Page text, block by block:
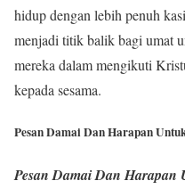
hidup dengan lebih penuh
menjadi titik balik bagi umat
mereka dalam mengikuti
kepada sesama.
Pesan Damai Dan Harapan
Pesan Damai Dan Harapan